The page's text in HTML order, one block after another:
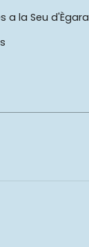
a la Seu d'Ègara